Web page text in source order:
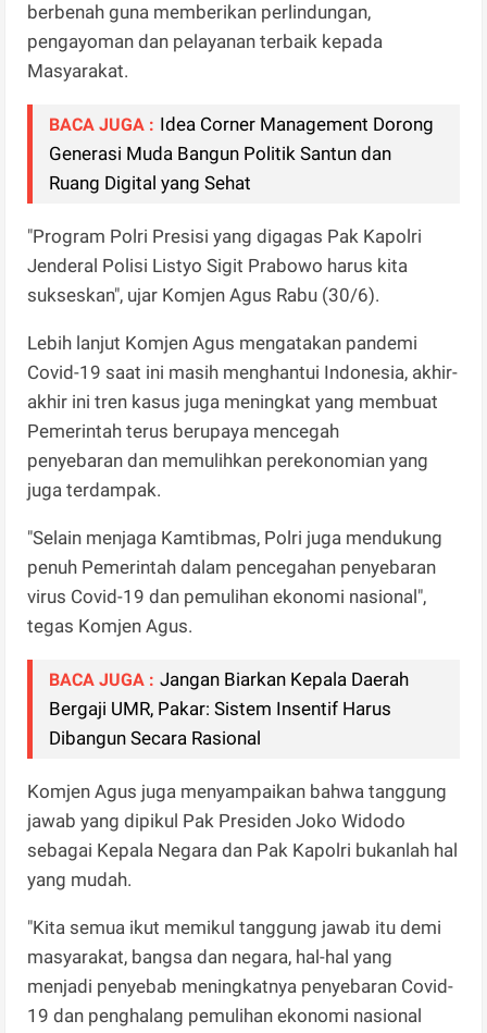
berbenah guna memberikan perlindungan,
pengayoman dan pelayanan terbaik kepada
Masyarakat.
BACA JUGA : Idea Corner Management Dorong
Generasi Muda Bangun Politik Santun dan
Ruang Digital yang Sehat
"Program Polri Presisi yang digagas Pak Kapolri
Jenderal Polisi Listyo Sigit Prabowo harus kita
sukseskan", ujar Komjen Agus Rabu (30/6).
Lebih lanjut Komjen Agus mengatakan pandemi
Covid-19 saat ini masih menghantui Indonesia, akhir-
akhir ini tren kasus juga meningkat yang membuat
Pemerintah terus berupaya mencegah
penyebaran dan memulihkan perekonomian yang
juga terdampak.
"Selain menjaga Kamtibmas, Polri juga mendukung
penuh Pemerintah dalam pencegahan penyebaran
virus Covid-19 dan pemulihan ekonomi nasional",
tegas Komjen Agus.
BACA JUGA : Jangan Biarkan Kepala Daerah
Bergaji UMR, Pakar: Sistem Insentif Harus
Dibangun Secara Rasional
Komjen Agus juga menyampaikan bahwa tanggung
jawab yang dipikul Pak Presiden Joko Widodo
sebagai Kepala Negara dan Pak Kapolri bukanlah hal
yang mudah.
"Kita semua ikut memikul tanggung jawab itu demi
masyarakat, bangsa dan negara, hal-hal yang
menjadi penyebab meningkatnya penyebaran Covid-
19 dan penghalang pemulihan ekonomi nasional